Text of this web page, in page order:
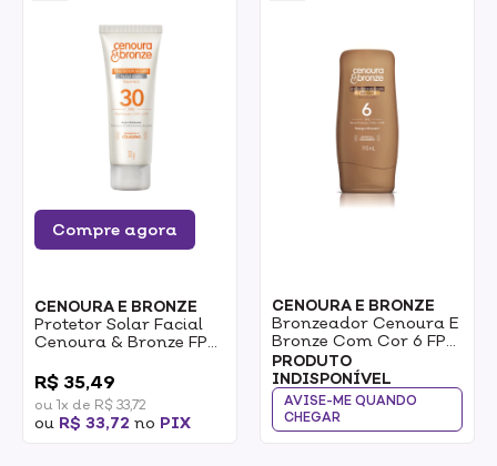
Compre agora
CENOURA E BRONZE
Protetor Solar Facial
Cenoura & Bronze FPS
R$ 35,49
ou 1x de R$ 33,72
ou R$ 33,72 no PIX
CENOURA E BRONZE
Bronzeador Cenoura E
Bronze Com Cor 6 FPS
110ml
PRODUTO
INDISPONÍVEL
AVISE-ME QUANDO
CHEGAR